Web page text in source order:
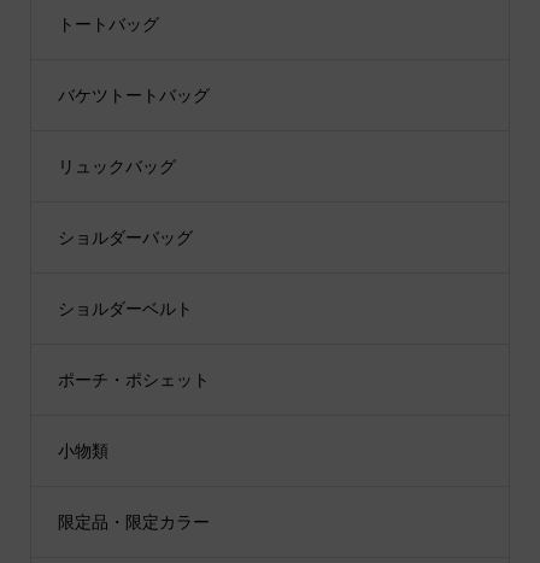
トートバッグ
バケツトートバッグ
リュックバッグ
ショルダーバッグ
ショルダーベルト
ポーチ・ポシェット
小物類
限定品・限定カラー